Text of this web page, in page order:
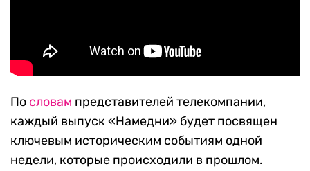
По словам представителей телекомпании,
каждый выпуск «Намедни» будет посвящен
ключевым историческим событиям одной
недели, которые происходили в прошлом.